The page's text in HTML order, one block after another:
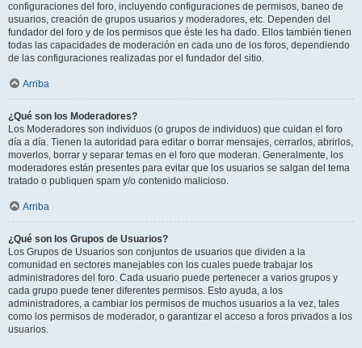
configuraciones del foro, incluyendo configuraciones de permisos, baneo de
usuarios, creación de grupos usuarios y moderadores, etc. Dependen del
fundador del foro y de los permisos que éste les ha dado. Ellos también tienen
todas las capacidades de moderación en cada uno de los foros, dependiendo
de las configuraciones realizadas por el fundador del sitio.
Arriba
¿Qué son los Moderadores?
Los Moderadores son individuos (o grupos de individuos) que cuidan el foro
día a día. Tienen la autoridad para editar o borrar mensajes, cerrarlos, abrirlos,
moverlos, borrar y separar temas en el foro que moderan. Generalmente, los
moderadores están presentes para evitar que los usuarios se salgan del tema
tratado o publiquen spam y/o contenido malicioso.
Arriba
¿Qué son los Grupos de Usuarios?
Los Grupos de Usuarios son conjuntos de usuarios que dividen a la
comunidad en sectores manejables con los cuales puede trabajar los
administradores del foro. Cada usuario puede pertenecer a varios grupos y
cada grupo puede tener diferentes permisos. Esto ayuda, a los
administradores, a cambiar los permisos de muchos usuarios a la vez, tales
como los permisos de moderador, o garantizar el acceso a foros privados a los
usuarios.